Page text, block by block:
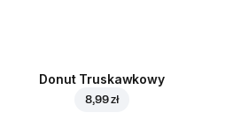
Donut Truskawkowy
8,99 zł